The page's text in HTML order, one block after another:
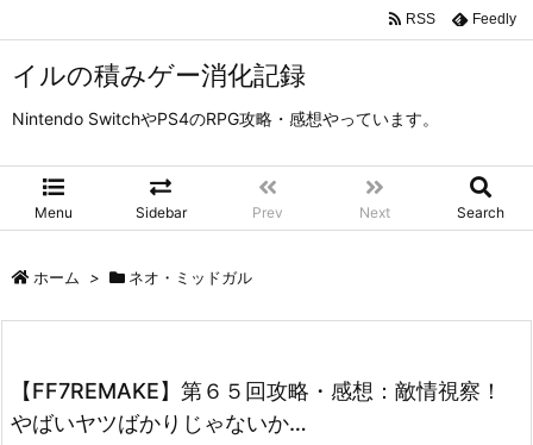
イルの積みゲー消化記録
Nintendo SwitchやPS4のRPG攻略・感想やっています。
Menu Sidebar Prev Next Search
RSS Feedly
ホーム > ネオ・ミッドガル
【FF7REMAKE】第６５回攻略・感想：敵情視察！
やばいヤツばかりじゃないか…